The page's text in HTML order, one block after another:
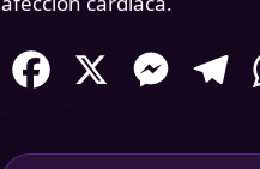
Facebook